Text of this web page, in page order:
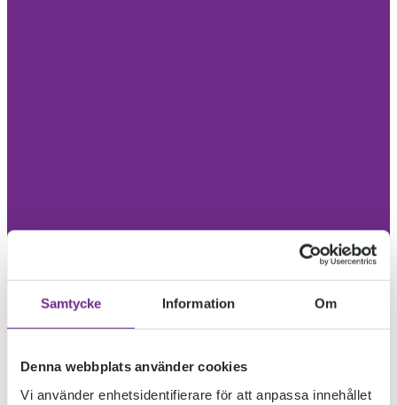
Samtycke Information Om
Denna webbplats använder cookies
Vi använder enhetsidentifierare för att anpassa innehållet